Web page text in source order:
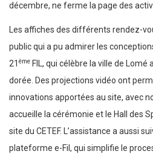
décembre, ne ferme la page des
Les affiches des différents rendez-
public qui a pu admirer les
21 ème FIL, qui célèbre la ville de
dorée. Des projections vidéo ont
innovations apportées au site, avec
accueille la cérémonie et le Hall des
site du CETEF. L’assistance a aussi
plateforme e-Fil, qui simplifie le